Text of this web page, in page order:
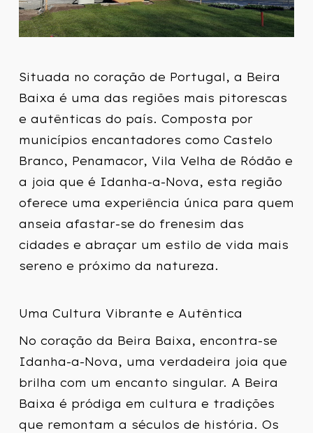
Situada no coração de Portugal, a Beira
Baixa é uma das regiões mais pitorescas
e autênticas do país. Composta por
municípios encantadores como Castelo
Branco, Penamacor, Vila Velha de Ródão e
a joia que é Idanha-a-Nova, esta região
oferece uma experiência única para quem
anseia afastar-se do frenesim das
cidades e abraçar um estilo de vida mais
sereno e próximo da natureza.
Uma Cultura Vibrante e Autêntica
No coração da Beira Baixa, encontra-se
Idanha-a-Nova, uma verdadeira joia que
brilha com um encanto singular. A Beira
Baixa é pródiga em cultura e tradições
que remontam a séculos de história. Os